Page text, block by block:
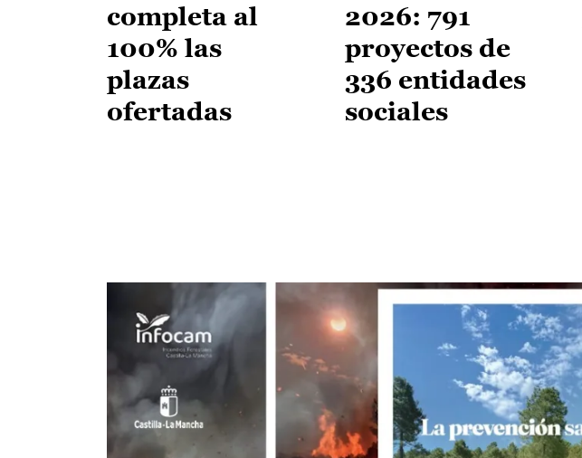
completa al
100% las
plazas
ofertadas
2026: 791
proyectos de
336 entidades
sociales